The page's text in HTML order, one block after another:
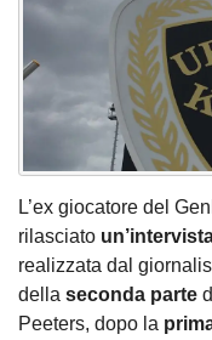
L’ex giocatore del
rilasciato
realizzata dal
della seconda parte
Peeters, dopo la